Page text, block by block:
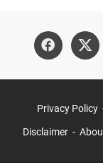
Privacy Policy
Disclaimer